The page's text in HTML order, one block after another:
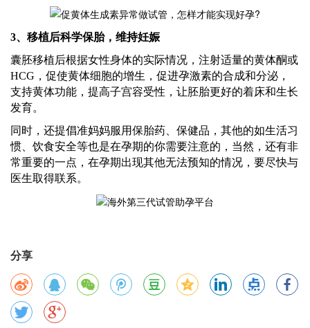
3、移植后科学保胎，维持妊娠
囊胚移植后根据女性身体的实际情况，注射适量的黄体酮或
HCG，促使黄体细胞的增生，促进孕激素的合成和分泌，
支持黄体功能，提高子宫容受性，让胚胎更好的着床和生长
发育。
同时，还提倡准妈妈服用保胎药、保健品，其他的如生活习
惯、饮食安全等也是在孕期的你需要注意的，当然，还有非
常重要的一点，在孕期出现其他无法预知的情况，要尽快与
医生取得联系。
分享